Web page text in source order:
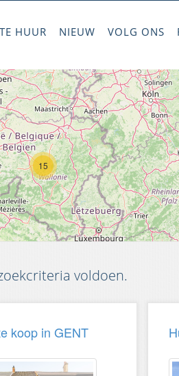
TE HUUR NIEUW VOLG ONS
15
voldoen.
koop in GENT